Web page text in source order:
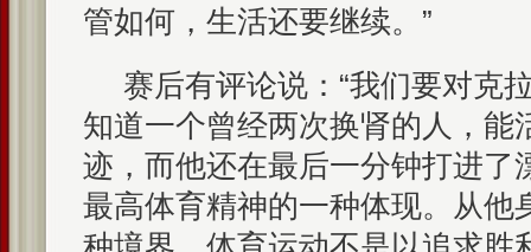
管如何，生活还要继续。”
赛后有评论说：“我们要对克
知道一个曾经两次换肾的人，能
迹，而他还在最后一分钟打进了
最高体育精神的一种体现。从他